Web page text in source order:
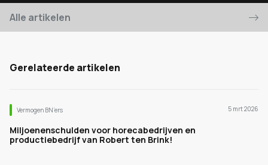
Alle artikelen
Gerelateerde artikelen
Vermogen BN’ers 5 mrt 2026
Miljoenenschulden voor horecabedrijven en
productiebedrijf van Robert ten Brink!